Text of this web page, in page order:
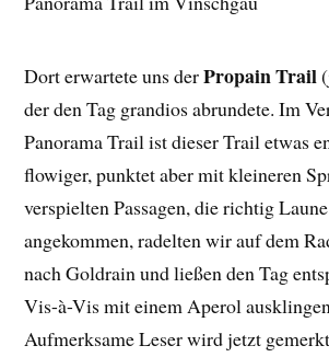
Dort erwartete uns derPropain Trail
der den Tag grandios abrundete. Im
Panorama Trail ist dieser Trail etwas
flowiger, punktet aber mit kleineren
verspielten Passagen, die richtig
angekommen, radelten wir auf dem
nach Goldrain und ließen den Tag
Vis-à-Vis mit einem Aperol
Aufmerksame Leser wird jetzt